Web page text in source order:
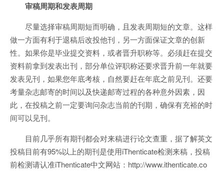
审稿周期和发表周期
尽量选择审稿周期短而明确，且发表周期短的文章。这样
做一方面有利于退稿后改投他刊，另一方面保证文章的创新
性。如果你是毕业提交资料，或者晋升职称等。必须赶在提交
资料前拿到发表出刊，部分单位评职称还要求晋升前一年就要
发表见刊，如果您年底考核，自然要赶在年底之前见刊。还要
考量杂志邮寄的时间以及快递邮寄过程的各种意外因素，因
此，在投稿之前一定要询问杂志当前的刊期，确保有充裕的时
间可以见刊。
目前几乎所有期刊都会对来稿进行论文查重，据了解英文
投稿目前有95%以上的期刊是使用iThenticate检测来稿，投稿
前检测请认准iThenticate中文网站：http://www.ithenticate.co